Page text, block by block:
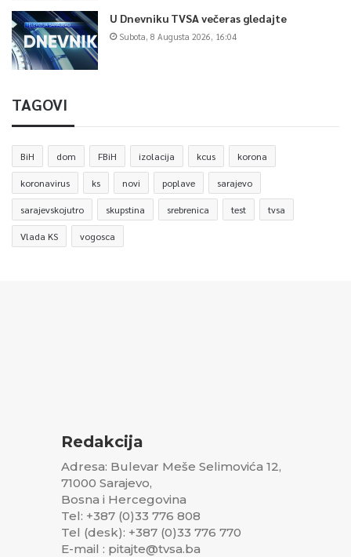
U Dnevniku TVSA večeras gledajte
Subota, 8 Augusta 2026, 16:04
TAGOVI
BiH dom FBiH izolacija kcus korona
koronavirus ks novi poplave sarajevo
sarajevskojutro skupstina srebrenica test tvsa
Vlada KS vogosca
Redakcija
Adresa: Bulevar Meše Selimovića 12,
71000 Sarajevo,
Bosna i Hercegovina
Tel: +387 (0)33 776 808
Tel (desk): +387 (0)33 776 770
E-mail : pitajte@tvsa.ba